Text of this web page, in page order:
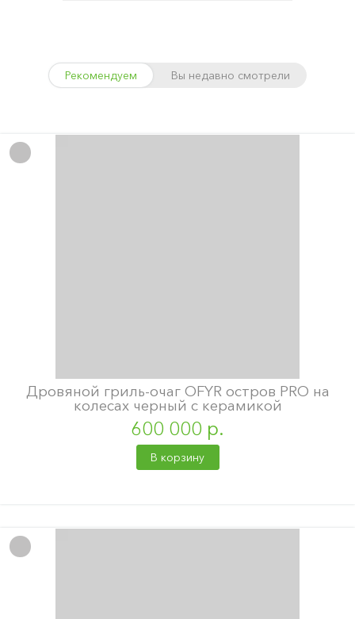
Рекомендуем Вы недавно смотрели
Дровяной гриль-очаг OFYR остров PRO на
колесах черный с керамикой
600 000 р.
В корзину